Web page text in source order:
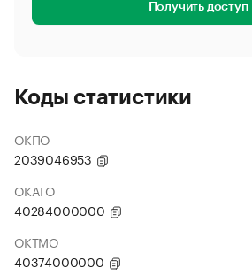
Получить доступ
Коды статистики
ОКПО
2039046953
ОКАТО
40284000000
ОКТМО
40374000000